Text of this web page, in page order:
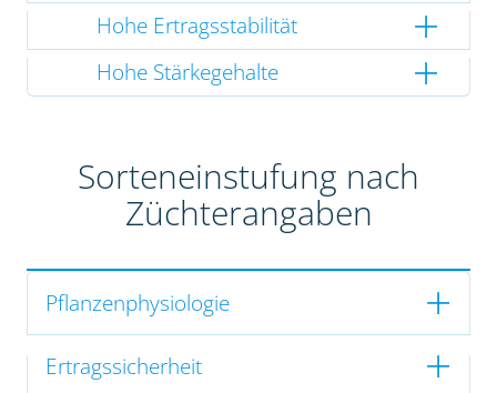
Hohe Ertragsstabilität
Hohe Stärkegehalte
Sorteneinstufung nach
Züchterangaben
Pflanzenphysiologie
Ertragssicherheit